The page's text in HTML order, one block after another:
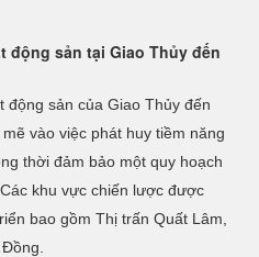
động sản tại Giao Thủy đến
động sản của Giao Thủy đến
vào việc phát huy tiềm năng
thời đảm bảo một quy hoạch
khu vực chiến lược được
bao gồm Thị trấn Quất Lâm,